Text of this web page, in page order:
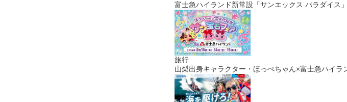
富士急ハイランド新常設「サンエックス パラダイス
旅行
山梨出身キャラクター・ほっぺちゃん×富士急ハイ